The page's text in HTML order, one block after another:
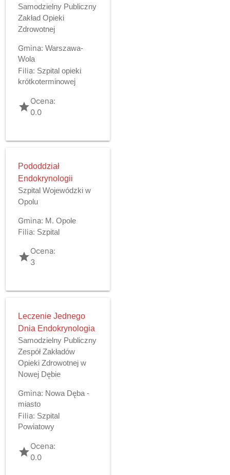
Samodzielny Publiczny
Zakład Opieki
Zdrowotnej
Gmina: Warszawa-
Wola
Filia: Szpital opieki
krótkoterminowej
gradeOcena:
0.0
Pododdział
Endokrynologii
Szpital Wojewódzki w
Opolu
Gmina: M. Opole
Filia: Szpital
gradeOcena:
3
Leczenie Jednego
Dnia Endokrynologia
Samodzielny Publiczny
Zespół Zakładów
Opieki Zdrowotnej w
Nowej Dębie
Gmina: Nowa Dęba -
miasto
Filia: Szpital
Powiatowy
gradeOcena:
0.0